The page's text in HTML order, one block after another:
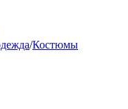
/Костюмы